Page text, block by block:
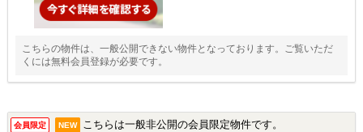
こちらの物件は、一般公開できない物件となっております。ご覧いただ
くには無料会員登録が必要です。
会員限定 NEW こちらは一般非公開の会員限定物件です。